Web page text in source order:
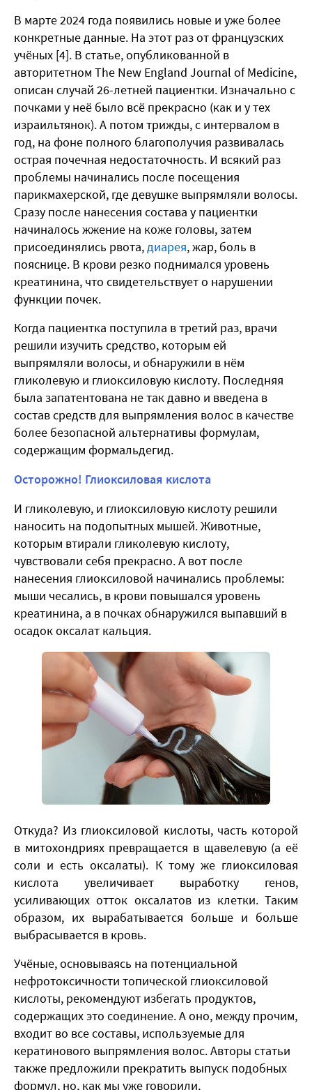
В марте 2024 года появились новые и уже более
конкретные данные. На этот раз от французских
учёных [4]. В статье, опубликованной в
авторитетном The New England Journal of Medicine,
описан случай 26-летней пациентки. Изначально с
почками у неё было всё прекрасно (как и у тех
израильтянок). А потом трижды, с интервалом в
год, на фоне полного благополучия развивалась
острая почечная недостаточность. И всякий раз
проблемы начинались после посещения
парикмахерской, где девушке выпрямляли волосы.
Сразу после нанесения состава у пациентки
начиналось жжение на коже головы, затем
присоединялись рвота,диарея, жар, боль в
пояснице. В крови резко поднимался уровень
креатинина, что свидетельствует о нарушении
функции почек.
Когда пациентка поступила в третий раз, врачи
решили изучить средство, которым ей
выпрямляли волосы, и обнаружили в нём
гликолевую и глиоксиловую кислоту. Последняя
была запатентована не так давно и введена в
состав средств для выпрямления волос в качестве
более безопасной альтернативы формулам,
содержащим формальдегид.
Осторожно! Глиоксиловая кислота
И гликолевую, и глиоксиловую кислоту решили
наносить на подопытных мышей. Животные,
которым втирали гликолевую кислоту,
чувствовали себя прекрасно. А вот после
нанесения глиоксиловой начинались проблемы:
мыши чесались, в крови повышался уровень
креатинина, а в почках обнаружился выпавший в
осадок оксалат кальция.
​Откуда? Из глиоксиловой кислоты, часть которой
в митохондриях превращается в щавелевую (а её
соли и есть оксалаты). К тому же глиоксиловая
кислота увеличивает выработку генов,
усиливающих отток оксалатов из клетки. Таким
образом, их вырабатывается больше и больше
выбрасывается в кровь.
Учёные, основываясь на потенциальной
нефротоксичности топической глиоксиловой
кислоты, рекомендуют избегать продуктов,
содержащих это соединение. А оно, между прочим,
входит во все составы, используемые для
кератинового выпрямления волос. Авторы статьи
также предложили прекратить выпуск подобных
формул, но, как мы уже говорили,